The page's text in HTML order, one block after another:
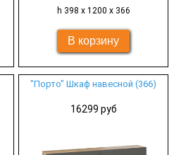
h 398 х 1200 х 366
"Порто" Шкаф навесной (366)
16299 руб